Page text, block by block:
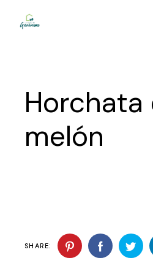
Horchata
melón
SHARE: